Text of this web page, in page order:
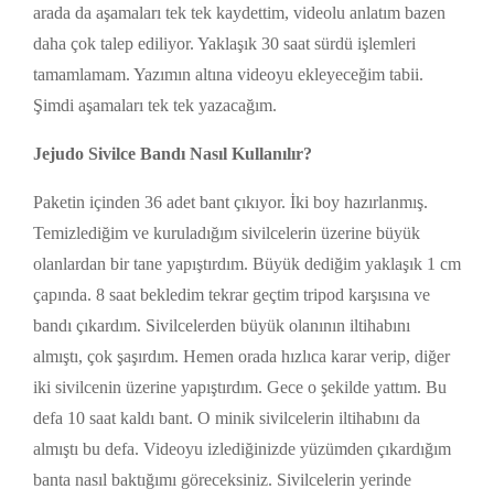
arada da aşamaları tek tek kaydettim, videolu anlatım bazen
daha çok talep ediliyor. Yaklaşık 30 saat sürdü işlemleri
tamamlamam. Yazımın altına videoyu ekleyeceğim tabii.
Şimdi aşamaları tek tek yazacağım.
Jejudo Sivilce Bandı Nasıl Kullanılır?
Paketin içinden 36 adet bant çıkıyor. İki boy hazırlanmış.
Temizlediğim ve kuruladığım sivilcelerin üzerine büyük
olanlardan bir tane yapıştırdım. Büyük dediğim yaklaşık 1 cm
çapında. 8 saat bekledim tekrar geçtim tripod karşısına ve
bandı çıkardım. Sivilcelerden büyük olanının iltihabını
almıştı, çok şaşırdım. Hemen orada hızlıca karar verip, diğer
iki sivilcenin üzerine yapıştırdım. Gece o şekilde yattım. Bu
defa 10 saat kaldı bant. O minik sivilcelerin iltihabını da
almıştı bu defa. Videoyu izlediğinizde yüzümden çıkardığım
banta nasıl baktığımı göreceksiniz. Sivilcelerin yerinde